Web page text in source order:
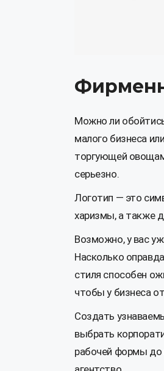
Можно ли
малого бизнеса
торгующей
серьезно.
Логотип — это
харизмы, а также
Возможно, у вас
Насколько
стиля способен
чтобы у бизнеса
Создать
выбрать
рабочей формы до